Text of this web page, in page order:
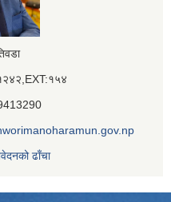
ढाँचा